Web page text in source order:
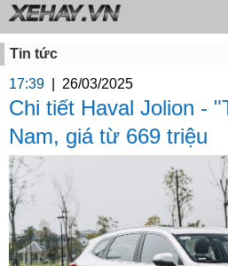
Tin tức
17:39
26/03/2025
Chi tiết Haval Jolion -
Nam, giá từ 669 triệu